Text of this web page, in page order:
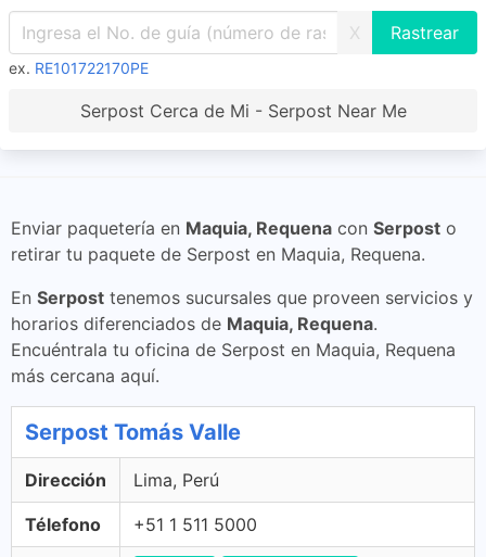
X
ex. RE101722170PE
Serpost Cerca de Mi - Serpost Near Me
Enviar paquetería en Maquia, Requena con Serpost o
retirar tu paquete de Serpost en Maquia, Requena.
En Serpost tenemos sucursales que proveen servicios y
horarios diferenciados de Maquia, Requena.
Encuéntrala tu oficina de Serpost en Maquia, Requena
más cercana aquí.
Serpost Tomás Valle
Dirección Lima, Perú
Télefono +51 1 511 5000